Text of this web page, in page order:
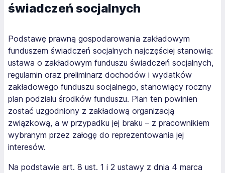
świadczeń socjalnych
Podstawę prawną gospodarowania zakładowym
funduszem świadczeń socjalnych najczęściej stanowią:
ustawa o zakładowym funduszu świadczeń socjalnych,
regulamin oraz preliminarz dochodów i wydatków
zakładowego funduszu socjalnego, stanowiący roczny
plan podziału środków funduszu. Plan ten powinien
zostać uzgodniony z zakładową organizacją
związkową, a w przypadku jej braku – z pracownikiem
wybranym przez załogę do reprezentowania jej
interesów.
Na podstawie art. 8 ust. 1 i 2 ustawy z dnia 4 marca